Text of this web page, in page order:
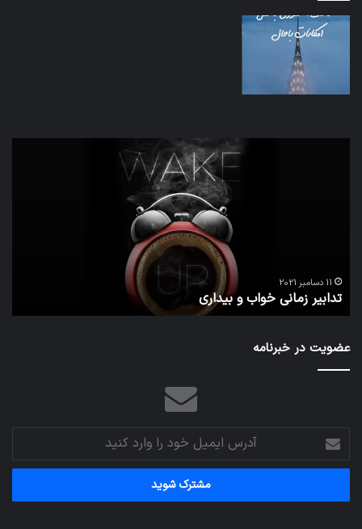
11 دسامبر 2021
تدابیر زمانی خواب و بیداری
عضویت در خبرنامه
آدرس
ایمیل
خود
وارد